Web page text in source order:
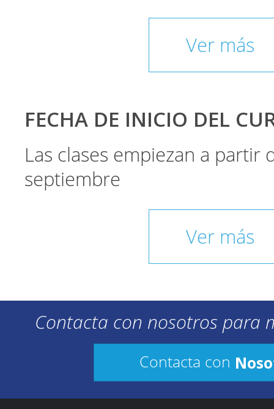
Ver más
FECHA DE INICIO DEL
Las clases empiezan a partir
septiembre
Ver más
Contacta con nosotros para
Contacta con